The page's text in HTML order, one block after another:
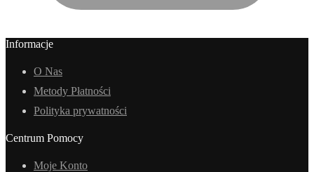
Informacje
O Nas
Metody Płatności
Polityka prywatności
Centrum Pomocy
Moje Konto